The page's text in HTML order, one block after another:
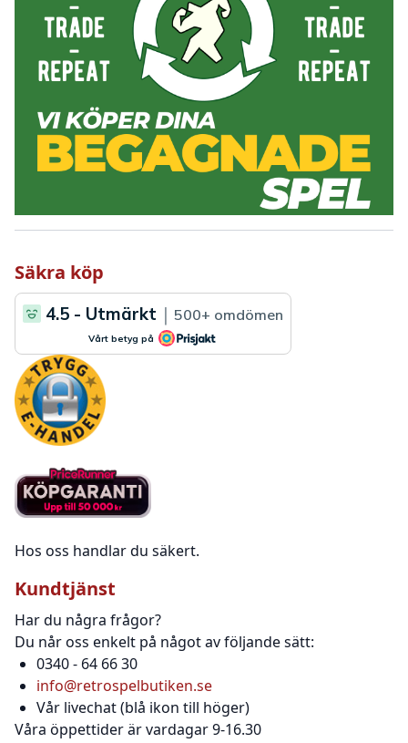
Säkra köp
Hos oss handlar du säkert.
Kundtjänst
Har du några frågor?
Du når oss enkelt på något av följande sätt:
0340 - 64 66 30
info@retrospelbutiken.se
Vår livechat (blå ikon till höger)
Våra öppettider är vardagar 9-16.30